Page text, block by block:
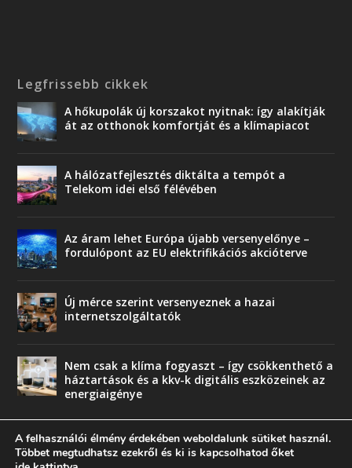
Legfrissebb cikkek
A hőkupolák új korszakot nyitnak: így alakítják
át az otthonok komfortját és a klímapiacot
A hálózatfejlesztés diktálta a tempót a
Telekom idei első félévében
Az áram lehet Európa újabb versenyelőnye –
fordulópont az EU elektrifikációs akcióterve
Új mérce szerint versenyeznek a hazai
internetszolgáltatók
Nem csak a klíma fogyaszt – így csökkenthető a
háztartások és a kkv-k digitális eszközeinek az
energiaigénye
A felhasználói élmény érdekében weboldalunk sütiket használ.
Többet megtudhatsz ezekről és ki is kapcsolhatod őket